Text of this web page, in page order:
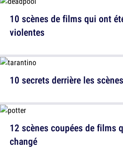
10 scènes de films qui ont
violentes
12 scènes coupées de films
changé
10 secrets derrière les